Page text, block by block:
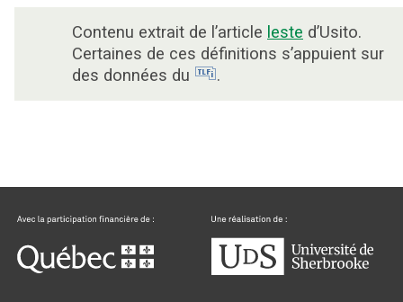
Contenu extrait de l’article leste d’Usito.
Certaines de ces définitions s’appuient sur
des données du
.